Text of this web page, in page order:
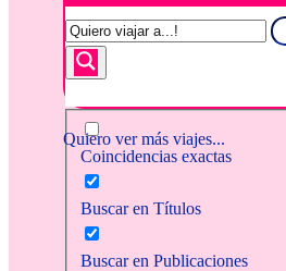
Quiero ver más viajes...
Coincidencias exactas
Buscar en Títulos
Buscar en Publicaciones